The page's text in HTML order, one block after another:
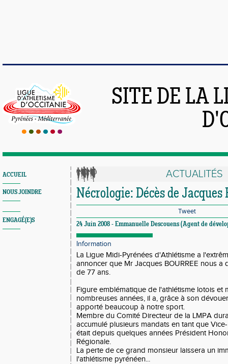
SITE DE LA
ACCUEIL
NOUS JOINDRE
ENGAGÉ(E)S
ACTUALITÉS
Nécrologie: Décès de Jacques
Tweet
24 Juin 2008 - Emmanuelle Descouens (Agent de
Information
La Ligue Midi-Pyrénées d'Athlétisme a
annoncer que Mr Jacques BOURREE nous a
de 77 ans.
Figure emblématique de l'athlétisme lotois et
nombreuses années, il a, grâce à son
apporté beaucoup à notre sport.
Membre du Comité Directeur de la LMPA
accumulé plusieurs mandats en tant que
était depuis quelques années Président
Régionale.
La perte de ce grand monsieur laissera un
l'athlétisme pyrénéen...